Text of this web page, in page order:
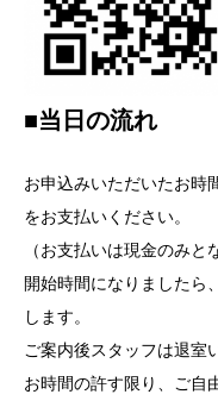
■当日の流れ
お申込みいただいたお時
をお支払いください。
（お支払いは現金のみと
開始時間になりましたら
します。
ご案内後スタッフは退室
お時間の許す限り、ご自